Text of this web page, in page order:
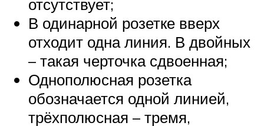
отсутствует;
В одинарной розетке вверх
отходит одна линия. В двойных
– такая черточка сдвоенная;
Однополюсная розетка
обозначается одной линией,
трёхполюсная – тремя,